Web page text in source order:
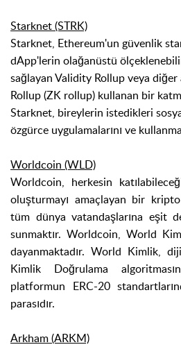
Starknet (STRK)
Starknet, Ethereum'un güvenlik
dApp'lerin olağanüstü
sağlayan Validity Rollup veya
Rollup (ZK rollup) kullanan bir
Starknet, bireylerin istedikleri
özgürce uygulamalarını ve
Worldcoin (WLD)
Worldcoin, herkesin
oluşturmayı amaçlayan bir
tüm dünya vatandaşlarına eşit
sunmaktır. Worldcoin, World
dayanmaktadır. World Kimlik,
Kimlik Doğrulama
platformun ERC-20
parasıdır.
Arkham (ARKM)